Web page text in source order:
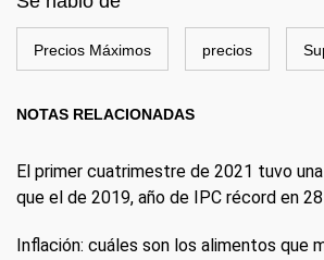
Precios Máximos precios
NOTAS RELACIONADAS
El primer cuatrimestre de 2021 tuvo
que el de 2019, año de IPC récord en
Inflación: cuáles son los alimentos que